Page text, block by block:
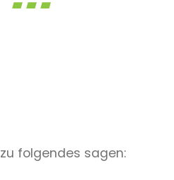
folgendes sagen: